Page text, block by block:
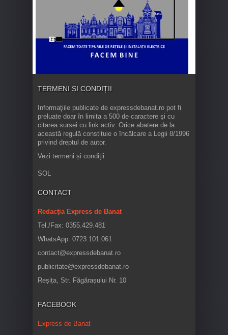
TERMENI ȘI CONDIȚII
Informaţiile publicate de expressdebanat.ro pot fi
preluate doar în limita a 500 de caractere şi cu
citarea sursei cu link activ. Orice abatere de la
această regulă constituie o încălcare a Legii 8/1996
privind dreptul de autor.
Vezi termeni și condiții
SOL
CONTACT
Redacția Express de Banat
Tel./Fax: 0355.429.481
WhatsApp: 0723.101.061
contact@expressdebanat.ro
publicitate@expressdebanat.ro
Reșița, Str. Făgărașului Nr. 10
FACEBOOK
Express de Banat